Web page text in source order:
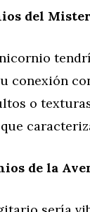
del
conexión
o
de la